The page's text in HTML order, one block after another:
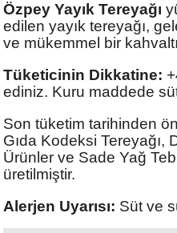
Özpey Yayık Tereyağı
edilen yayık tereyağı,
ve mükemmel bir
Tüketicinin Dikkatine:
ediniz. Kuru maddede
Son tüketim tarihinden
Gıda Kodeksi Tereyağı,
Ürünler ve Sade Yağ
üretilmiştir.
Alerjen Uyarısı: Süt ve